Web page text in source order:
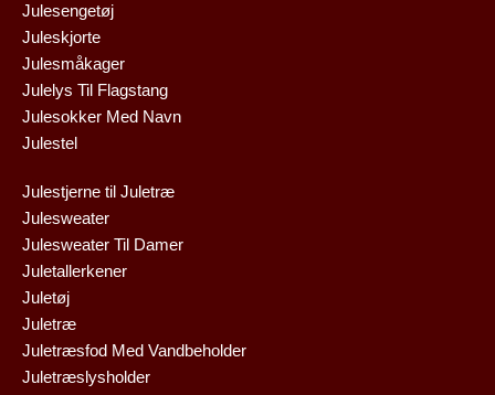
Julesengetøj
Juleskjorte
Julesmåkager
Julelys Til Flagstang
Julesokker Med Navn
Julestel
Julestjerne til Juletræ
Julesweater
Julesweater Til Damer
Juletallerkener
Juletøj
Juletræ
Juletræsfod Med Vandbeholder
Juletræslysholder